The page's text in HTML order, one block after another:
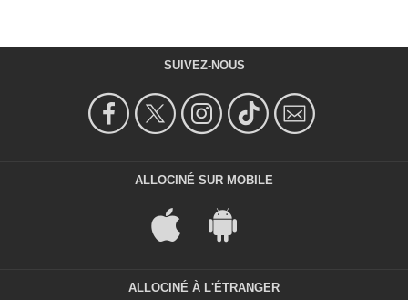
SUIVEZ-NOUS
ALLOCINÉ SUR MOBILE
ALLOCINÉ À L'ÉTRANGER